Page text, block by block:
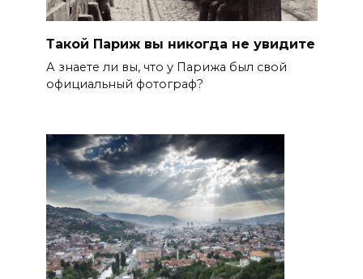
Такой Париж вы никогда не увидите
А знаете ли вы, что у Парижа был свой
официальный фотограф?